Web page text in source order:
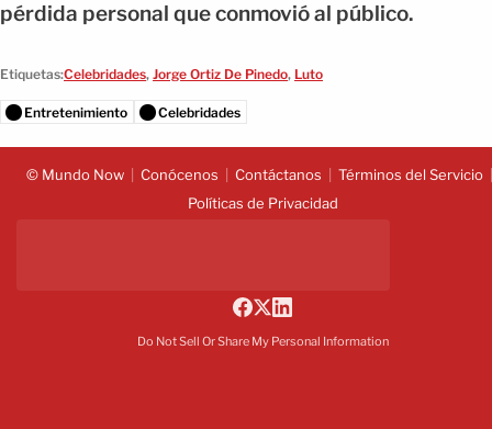
pérdida personal que conmovió al público.
Etiquetas:Celebridades, Jorge Ortiz De Pinedo, Luto
Entretenimiento Celebridades
© Mundo Now Conócenos Contáctanos
Términos del Servicio
Políticas de Privacidad
Do Not Sell Or Share My Personal Information